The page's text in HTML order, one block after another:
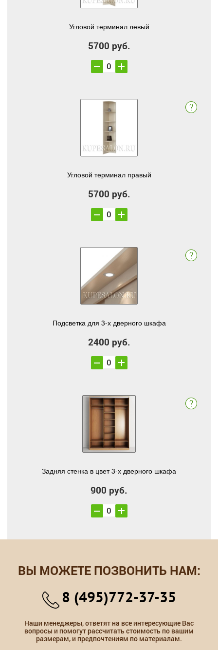
Угловой терминал левый
5700 руб.
Угловой терминал правый
5700 руб.
Подсветка для 3-х дверного шкафа
2400 руб.
Задняя стенка в цвет 3-х дверного шкафа
900 руб.
ВЫ МОЖЕТЕ ПОЗВОНИТЬ НАМ:
8 (495)772-37-35
Наши менеджеры, ответят на все интересующие Вас
вопросы и помогут рассчитать стоимость по вашим
размерам, и предпочтениям по материалам.